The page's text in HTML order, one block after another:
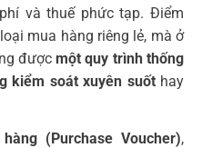
và thuế phức tạp. Điểm
mua hàng riêng lẻ, mà ở
đượcmột quy trình thống
kiểm soát xuyên suốthay
(Purchase Voucher),